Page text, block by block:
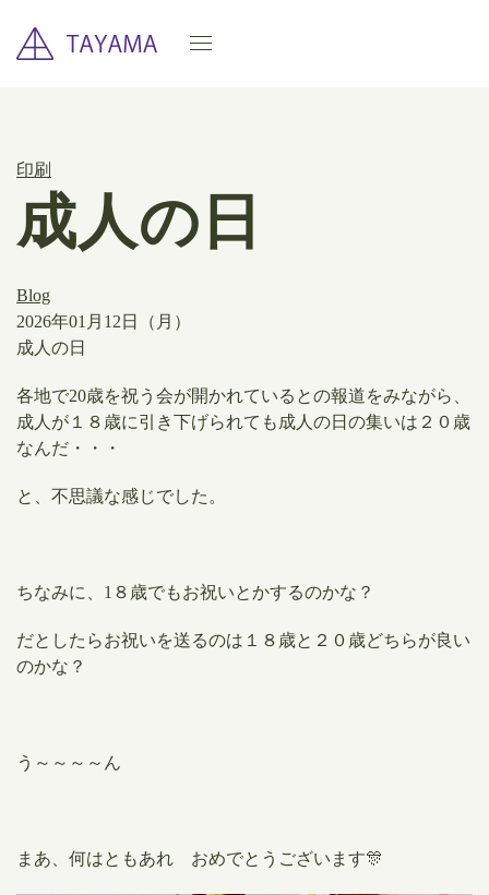
印刷
成人の日
Blog
2026年01月12日（月）
成人の日
各地で20歳を祝う会が開かれているとの報道をみながら、
成人が１８歳に引き下げられても成人の日の集いは２０歳
なんだ・・・
と、不思議な感じでした。
ちなみに、1８歳でもお祝いとかするのかな？
だとしたらお祝いを送るのは１８歳と２０歳どちらが良い
のかな？
う～～～～ん
まあ、何はともあれ おめでとうございます🎊